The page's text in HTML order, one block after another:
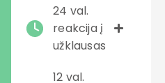
24 val.
reakcija į
užklausas
12 val.